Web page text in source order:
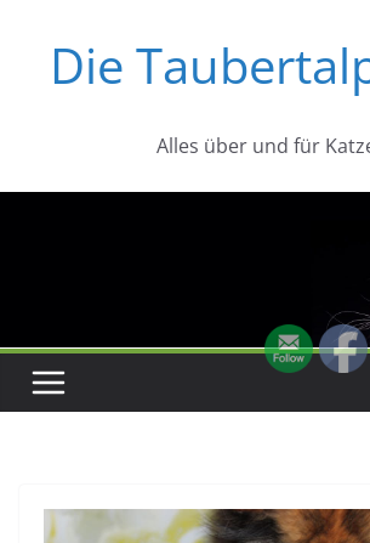
springenDie
Alles über und für